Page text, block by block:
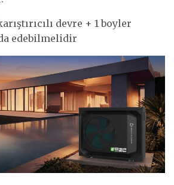
devre + 1 boyler
edebilmelidir